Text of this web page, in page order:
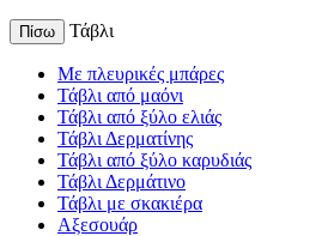
Πίσω Τάβλι
Με πλευρικές μπάρες
Τάβλι από μαόνι
Τάβλι από ξύλο ελιάς
Τάβλι Δερματίνης
Τάβλι από ξύλο καρυδιάς
Τάβλι Δερμάτινο
Τάβλι με σκακιέρα
Αξεσουάρ